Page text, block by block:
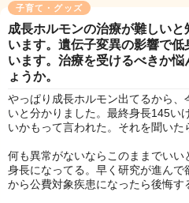
子育て・グッズ
成長ホルモンの治療が難しい
います。遺伝子変異の影響で
います。治療を受けるべきか
ょうか。
やっぱり成長ホルモン出てるから
いと分かりました。最終身長145い
いかもって言われた。それを聞いた
何も異常がないならこのままでい
身長になってる。早く研究が進ん
から公費対象疾患になったら後悔す